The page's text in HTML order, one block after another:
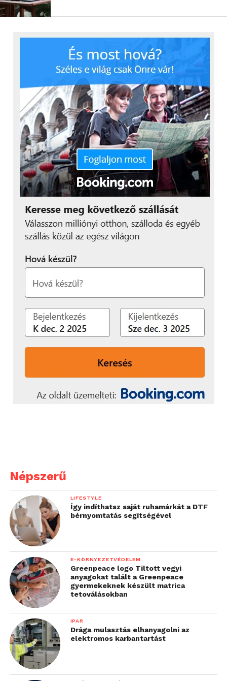
Népszerű
LIFESTYLE
Így indíthatsz saját ruhamárkát a DTF
bérnyomtatás segítségével
E-KÖRNYEZETVÉDELEM
Greenpeace logo Tiltott vegyi
anyagokat talált a Greenpeace
gyermekeknek készült matrica
tetoválásokban
IPAR
Drága mulasztás elhanyagolni az
elektromos karbantartást